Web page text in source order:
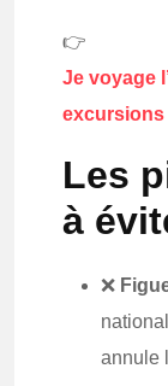
👉
Je voyage
excursions
Les
à
❌
annule